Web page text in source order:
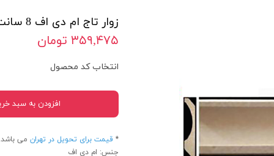
زوار تاج ام دی اف 8 سانت T108-1
۳۵۹,۴۷۵ تومان
* قیمت برای تحویل در تهران می باشد.
جنس: ام دی اف
انتخاب کد محصول
افزودن به سبد